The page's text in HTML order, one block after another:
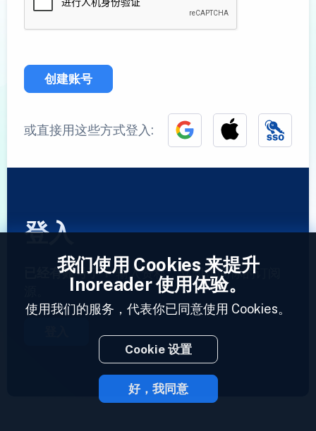
创建账号
或直接用这些方式登入:
登入
已经有账号了？输入资料，立即访问你的订阅
2023 © Inoreader
我们使用 Cookies 来提升
Inoreader 使用体验。
使用我们的服务，代表你已同意使用 Cookies。
Cookie 设置
好，我同意